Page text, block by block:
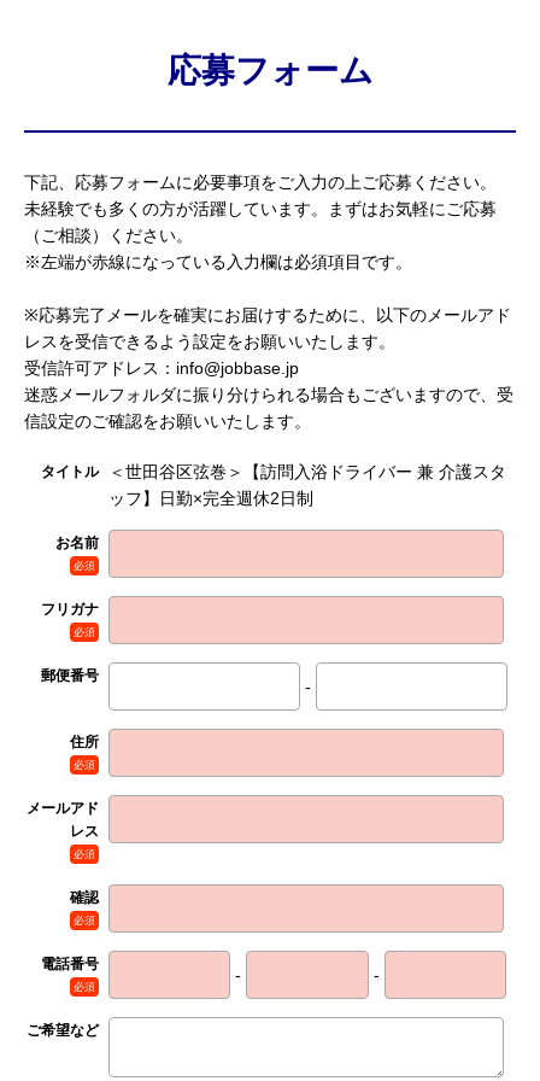
応募フォーム
下記、応募フォームに必要事項をご入力の上ご応募ください。
未経験でも多くの方が活躍しています。まずはお気軽にご応募
（ご相談）ください。
※左端が赤線になっている入力欄は必須項目です。
※応募完了メールを確実にお届けするために、以下のメールアド
レスを受信できるよう設定をお願いいたします。
受信許可アドレス：info@jobbase.jp
迷惑メールフォルダに振り分けられる場合もございますので、受
信設定のご確認をお願いいたします。
タイトル
＜世田谷区弦巻＞【訪問入浴ドライバー 兼 介護スタ
ッフ】日勤×完全週休2日制
お名前
必須
フリガナ
必須
郵便番号
-
住所
必須
メールアド
レス
必須
確認
必須
電話番号
必須
- -
ご希望など